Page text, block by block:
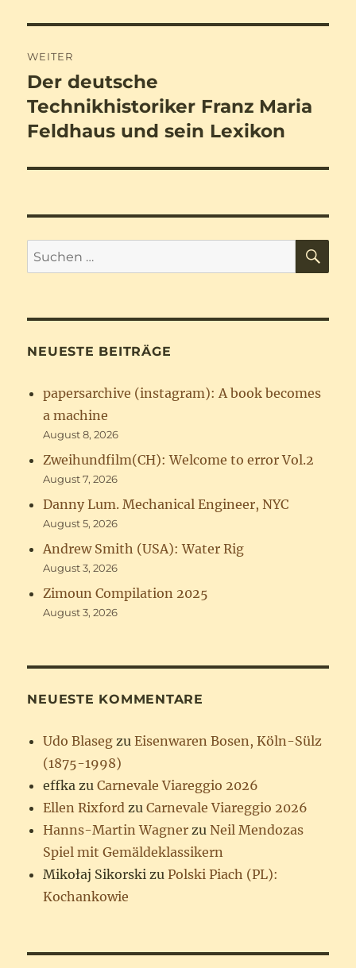
WEITER
Nächster
Beitrag:
Der deutsche
Technikhistoriker Franz Maria
Feldhaus und sein Lexikon
Suchen
nach:
NEUESTE BEITRÄGE
papersarchive (instagram): A book becomes
a machine
August 8, 2026
Zweihundfilm(CH): Welcome to error Vol.2
August 7, 2026
Danny Lum. Mechanical Engineer, NYC
August 5, 2026
Andrew Smith (USA): Water Rig
August 3, 2026
Zimoun Compilation 2025
August 3, 2026
NEUESTE KOMMENTARE
Udo Blaseg zuEisenwaren Bosen, Köln-Sülz
(1875-1998)
effka zuCarnevale Viareggio 2026
Ellen Rixford zuCarnevale Viareggio 2026
Hanns-Martin Wagner zuNeil Mendozas
Spiel mit Gemäldeklassikern
Mikołaj Sikorski zuPolski Piach (PL):
Kochankowie